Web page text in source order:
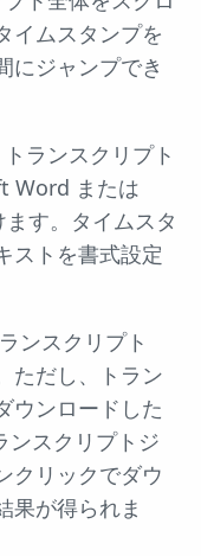
イムスタンプを
にジャンプでき
ランスクリプト
Word または
す。タイムスタ
ストを書式設定
ンスクリプト
ただし、トラン
ウンロードした
ンスクリプトジ
クリックでダウ
果が得られま